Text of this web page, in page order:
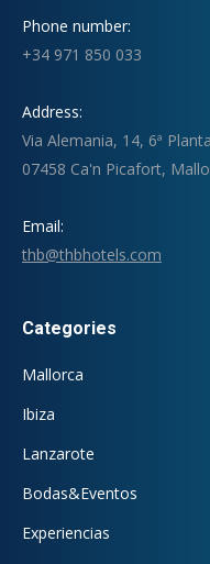
Phone number:
+34 971 850 033
Address:
Via Alemania, 14, 6ª Planta
07458 Ca'n Picafort,
Email:
thb@thbhotels.com
Categories
Mallorca
Ibiza
Lanzarote
Bodas&Eventos
Experiencias